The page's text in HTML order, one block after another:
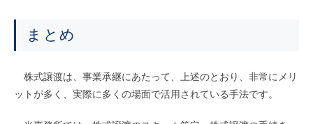
まとめ
株式譲渡は、事業承継にあたって、上述のとおり、非常にメリ
ットが多く、実際に多くの場面で活用されている手法です。